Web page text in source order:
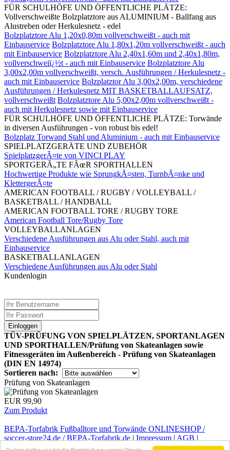
FÜR SCHULHÖFE UND ÖFFENTLICHE PLÄTZE:
Vollverschweißte Bolzplatztore aus ALUMINIUM - Ballfang aus
Alustreben oder Herkulesnetz - edel
Bolzplatztore Alu 1,20x0,80m vollverschweißt - auch mit
Einbauservice Bolzplatztore Alu 1,80x1,20m vollverschweißt - auch
mit Einbauservice Bolzplatztore Alu 2,40x1,60m und 2,40x1,80m,
vollverschweiï¿½t - auch mit Einbauservice Bolzplatztore Alu
3,00x2,00m vollverschweißt, versch. Ausführungen / Herkulesnetz -
auch mit Einbauservice Bolzplatztor Alu 3,00x2,00m, verschiedene
Ausführungen / Herkulesnetz MIT BASKETBALLAUFSATZ,
vollverschweißt Bolzplatztore Alu 5,00x2,00m vollverschweißt -
auch mit Herkulesnetz sowie mit Einbauservice
FÜR SCHULHÖFE UND ÖFFENTLICHE PLÄTZE: Torwände
in diversen Ausführungen - von robust bis edel!
Bolzplatz Torwand Stahl und Aluminium - auch mit Einbauservice
SPIELPLATZGERÄTE UND ZUBEHÖR
SpielplatzgerÃ¤te von VINCI PLAY
SPORTGERÃ„TE FÃœR SPORTHALLEN
Hochwertige Produkte wie SprungkÃ¤sten, TurnbÃ¤nke und
KlettergerÃ¤te
AMERICAN FOOTBALL / RUGBY / VOLLEYBALL /
BASKETBALL / HANDBALL
AMERICAN FOOTBALL TORE / RUGBY TORE
American Football Tore/Rugby Tore
VOLLEYBALLANLAGEN
Verschiedene Ausführungen aus Alu oder Stahl, auch mit
Einbauservice
BASKETBALLANLAGEN
Verschiedene Ausführungen aus Alu oder Stahl
Kundenlogin
Einloggen
TÜV-PRÜFUNG VON SPIELPLÄTZEN, SPORTANLAGEN
UND SPORTHALLEN/Prüfung von Skateanlagen sowie
Fitnessgeräten im Außenbereich - Prüfung von Skateanlagen
(DIN EN 14974)
Sortieren nach:
Prüfung von Skateanlagen
EUR 99,90
Zum Produkt
BEPA-Torfabrik Fußballtore und Torwände ONLINESHOP /
soccer-store24.de / BEPA-Torfabrik.de | Impressum | AGB |
Kontakt|Infos zum Widerruf| Datenschutz Versandkosten